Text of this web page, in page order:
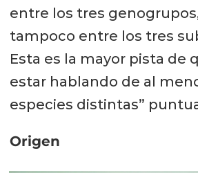
entre los tres
tampoco entre los tres
Esta es la mayor pista de
estar hablando de al
especies distintas”
Origen